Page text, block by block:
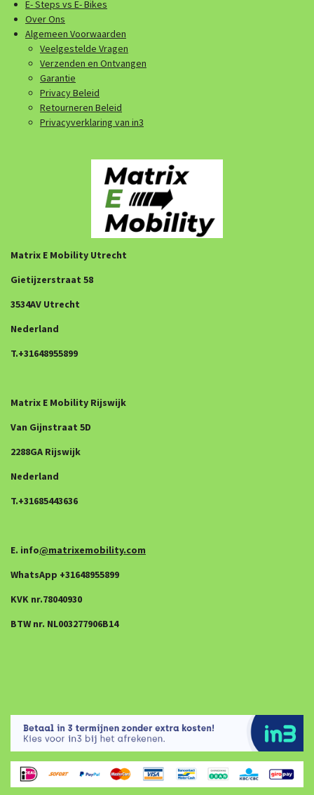
E- Steps vs E- Bikes
Over Ons
Algemeen Voorwaarden
Veelgestelde Vragen
Verzenden en Ontvangen
Garantie
Privacy Beleid
Retourneren Beleid
Privacyverklaring van in3
Matrix E Mobility Utrecht
Gietijzerstraat 58
3534AV Utrecht
Nederland
T.+31648955899
Matrix E Mobility Rijswijk
Van Gijnstraat 5D
2288GA Rijswijk
Nederland
T.+31685443636
E. info@matrixemobility.com
WhatsApp +31648955899
KVK nr.78040930
BTW nr. NL003277906B14